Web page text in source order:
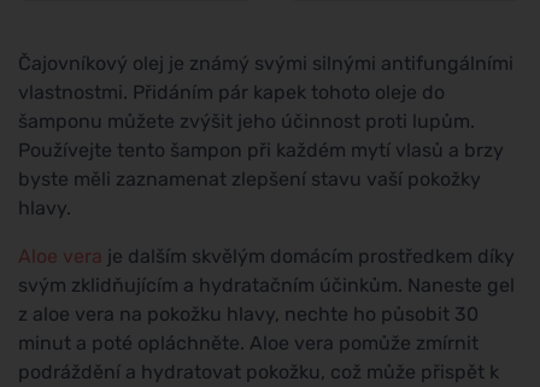
Čajovníkový olej je známý svými silnými antifungálními
vlastnostmi. Přidáním pár kapek tohoto oleje do
šamponu můžete zvýšit jeho účinnost proti lupům.
Používejte tento šampon při každém mytí vlasů a brzy
byste měli zaznamenat zlepšení stavu vaší pokožky
hlavy.
Aloe vera je dalším skvělým domácím prostředkem díky
svým zklidňujícím a hydratačním účinkům. Naneste gel
z aloe vera na pokožku hlavy, nechte ho působit 30
minut a poté opláchněte. Aloe vera pomůže zmírnit
podráždění a hydratovat pokožku, což může přispět k